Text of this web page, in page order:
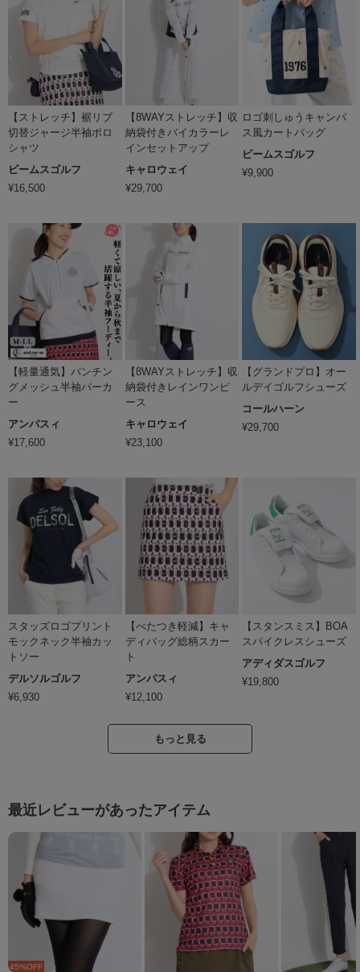
【ストレッチ】裾リブ
切替ジャージ半袖ポロ
シャツ
ビームスゴルフ
¥16,500
【8WAYストレッチ】収
納袋付きバイカラーレ
インセットアップ
キャロウェイ
¥29,700
ロゴ刺しゅうキャンバ
ス風カートバッグ
ビームスゴルフ
¥9,900
【軽量通気】パンチン
グメッシュ半袖パーカ
ー
アンパスィ
¥17,600
【8WAYストレッチ】収
納袋付きレインワンピ
ース
キャロウェイ
¥23,100
【グランドプロ】オー
ルデイゴルフシューズ
コールハーン
¥29,700
スタッズロゴプリント
モックネック半袖カッ
トソー
デルソルゴルフ
¥6,930
【べたつき軽減】キャ
ディバッグ総柄スカー
ト
アンパスィ
¥12,100
【スタンスミス】BOA
スパイクレスシューズ
アディダスゴルフ
¥19,800
もっと見る
最近レビューがあったアイテム
45%OFF